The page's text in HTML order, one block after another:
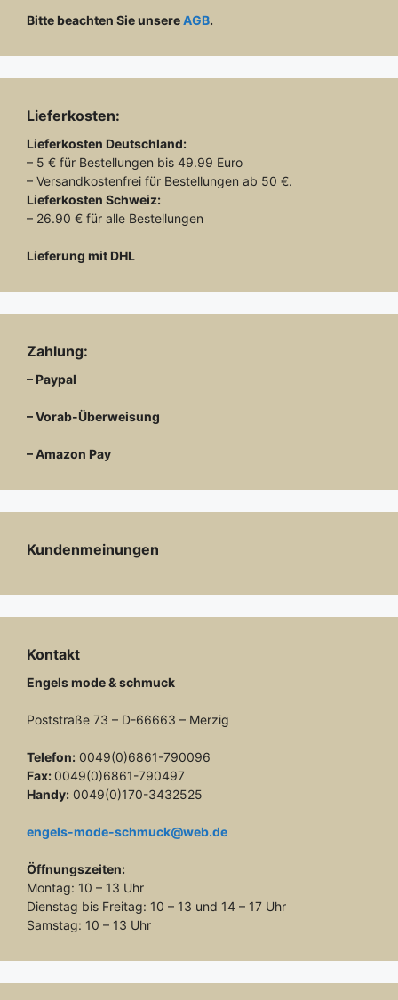
Bitte beachten Sie unsereAGB.
Lieferkosten:
Lieferkosten Deutschland:
– 5 € für Bestellungen bis 49.99 Euro
– Versandkostenfrei für Bestellungen ab 50 €.
Lieferkosten Schweiz:
– 26.90 € für alle Bestellungen
Lieferung mit DHL
Zahlung:
– Paypal
– Vorab-Überweisung
– Amazon Pay
Kundenmeinungen
Kontakt
Engels mode & schmuck
Poststraße 73 – D-66663 – Merzig
Telefon: 0049(0)6861-790096
Fax: 0049(0)6861-790497
Handy: 0049(0)170-3432525
engels-mode-schmuck@web.de
Öffnungszeiten:
Montag: 10 – 13 Uhr
Dienstag bis Freitag: 10 – 13 und 14 – 17 Uhr
Samstag: 10 – 13 Uhr